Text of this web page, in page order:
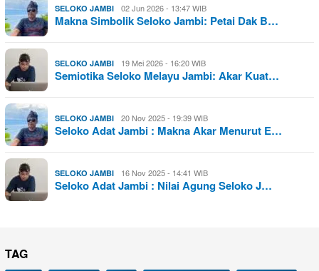
SELOKO JAMBI 02 Jun 2026 - 13:47 WIB
Makna Simbolik Seloko Jambi: Petai Dak B…
SELOKO JAMBI 19 Mei 2026 - 16:20 WIB
Semiotika Seloko Melayu Jambi: Akar Kuat…
SELOKO JAMBI 20 Nov 2025 - 19:39 WIB
Seloko Adat Jambi : Makna Akar Menurut E…
SELOKO JAMBI 16 Nov 2025 - 14:41 WIB
Seloko Adat Jambi : Nilai Agung Seloko J…
TAG